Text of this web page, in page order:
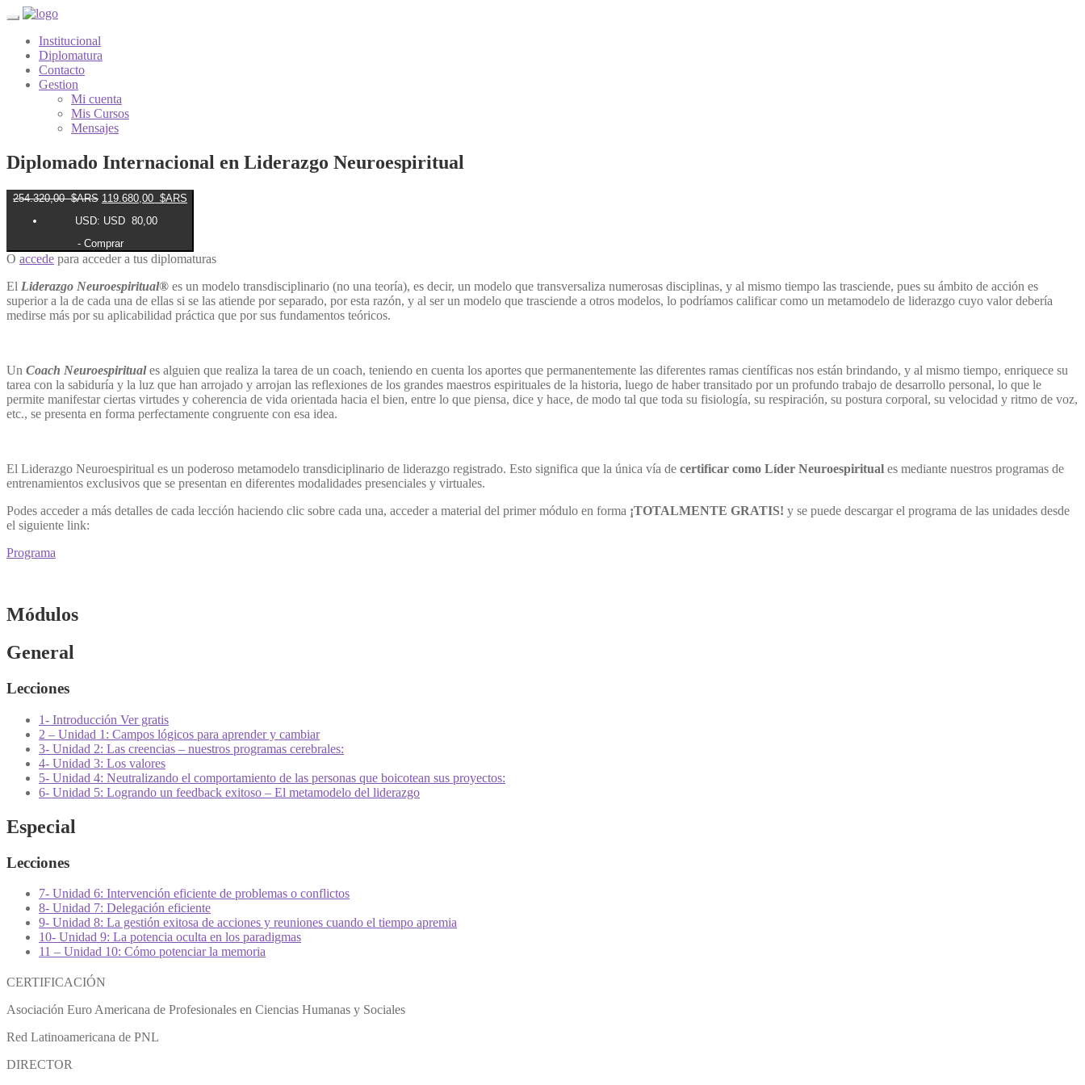
Institucional
Diplomatura
Contacto
Gestion
Mi cuenta
Mis Cursos
Mensajes
Diplomado Internacional en Liderazgo Neuroespiritual
254.320,00$ARS El
original
254.320,00
$ARS.
119.680,00 $ARS
$ARS.
USD: USD 80,00
- Comprar
O accede para acceder a tus diplomaturas
El Liderazgo Neuroespiritual® es un modelo transdisciplinario (no una teoría), es decir, un modelo que transversaliza numerosas disciplinas, y al mismo tiempo las trasciende, pues su ámbito de acción es
superior a la de cada una de ellas si se las atiende por separado, por esta razón, y al ser un modelo que trasciende a otros modelos, lo podríamos calificar como un metamodelo de liderazgo cuyo valor debería
medirse más por su aplicabilidad práctica que por sus fundamentos teóricos.
Un Coach Neuroespirituales alguien que realiza la tarea de un coach, teniendo en cuenta los aportes que permanentemente las diferentes ramas científicas nos están brindando, y al mismo tiempo, enriquece su
tarea con la sabiduría y la luz que han arrojado y arrojan las reflexiones de los grandes maestros espirituales de la historia, luego de haber transitado por un profundo trabajo de desarrollo personal, lo que le
permite manifestar ciertas virtudes y coherencia de vida orientada hacia el bien, entre lo que piensa, dice y hace, de modo tal que toda su fisiología, su respiración, su postura corporal, su velocidad y ritmo de voz,
etc., se presenta en forma perfectamente congruente con esa idea.
El Liderazgo Neuroespiritual es un poderoso metamodelo transdiciplinario de liderazgo registrado. Esto significa que la única vía de certificar como Líder Neuroespiritual es mediante nuestros programas de
entrenamientos exclusivos que se presentan en diferentes modalidades presenciales y virtuales.
Podes acceder a más detalles de cada lección haciendo clic sobre cada una, acceder a material del primer módulo en forma ¡TOTALMENTE GRATIS! y se puede descargar el programa de las unidades desde
el siguiente link:
Programa
Módulos
General
Lecciones
1- Introducción Ver gratis
2 – Unidad 1: Campos lógicos para aprender y cambiar
3- Unidad 2: Las creencias – nuestros programas cerebrales:
4- Unidad 3: Los valores
5- Unidad 4: Neutralizando el comportamiento de las personas que boicotean sus proyectos:
6- Unidad 5: Logrando un feedback exitoso – El metamodelo del liderazgo
Especial
Lecciones
7- Unidad 6: Intervención eficiente de problemas o conflictos
8- Unidad 7: Delegación eficiente
9- Unidad 8: La gestión exitosa de acciones y reuniones cuando el tiempo apremia
10- Unidad 9: La potencia oculta en los paradigmas
11 – Unidad 10: Cómo potenciar la memoria
CERTIFICACIÓN
Asociación Euro Americana de Profesionales en Ciencias Humanas y Sociales
Red Latinoamericana de PNL
DIRECTOR